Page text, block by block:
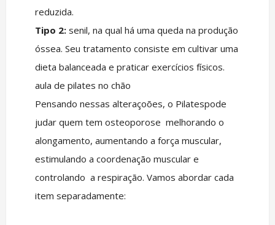
reduzida.
Tipo 2:senil, na qual há uma queda na produção
óssea. Seu tratamento consiste em cultivar uma
dieta balanceada e praticar exercícios físicos.
aula de pilates no chão
Pensando nessas alteraçoões, o Pilatespode
judar quem tem osteoporose melhorando o
alongamento, aumentando a força muscular,
estimulando a coordenação muscular e
controlando a respiração. Vamos abordar cada
item separadamente: